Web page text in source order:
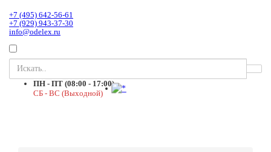
+7 (495) 642-56-61
+7 (929) 943-37-30
info@odelex.ru
ПН - ПТ (08:00 - 17:00)
СБ - ВС (Выходной)